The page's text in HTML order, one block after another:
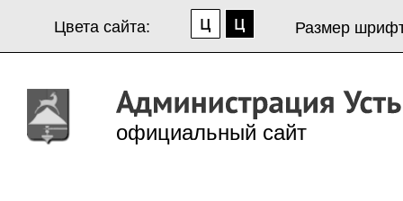
Цвета сайта: Размер
официальный сайт